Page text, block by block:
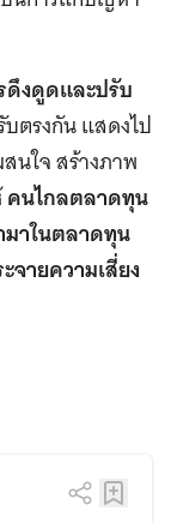
ดึงดูดและปรับ
ตรงกัน แสดงไป
นใจ สร้างภาพ
คนไกลตลาดทุน
มาในตลาดทุน
จายความเสี่ยง